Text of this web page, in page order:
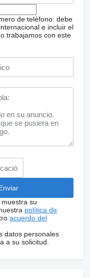
de teléfono: debe
e incluir el
trabajamos con este
su
política de
acuerdo del
datos personales
a su solicitud.